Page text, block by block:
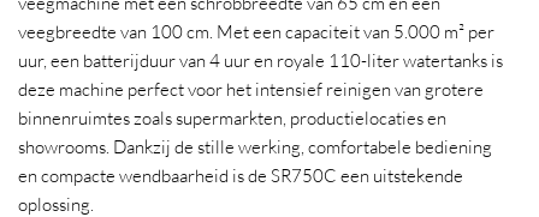
veegbreedte van 100 cm. Met een capaciteit van 5.000 m² per
uur, een batterijduur van 4 uur en royale 110-liter watertanks is
deze machine perfect voor het intensief reinigen van grotere
binnenruimtes zoals supermarkten, productielocaties en
showrooms. Dankzij de stille werking, comfortabele bediening
en compacte wendbaarheid is de SR750C een uitstekende
oplossing.